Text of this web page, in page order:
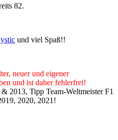
82.
und viel Spaß!!
neuer und eigener
und ist daher fehlerfrei!
2013, Tipp Team-Weltmeister F1
2020, 2021!